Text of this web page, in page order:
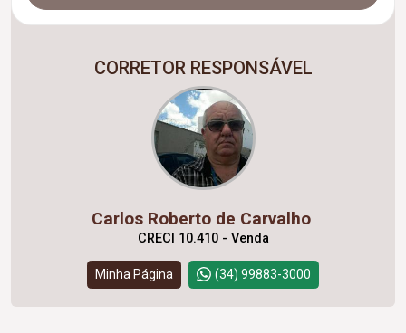
CORRETOR RESPONSÁVEL
Carlos Roberto de Carvalho
CRECI 10.410 - Venda
Minha Página (34) 99883-3000